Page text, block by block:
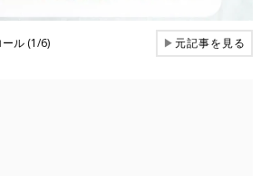
ル (1/6) ▶元記事を見る